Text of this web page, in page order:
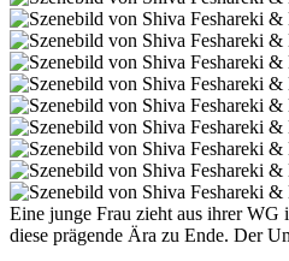
Eine junge Frau zieht aus ihrer WG
diese prägende Ära zu Ende. Der